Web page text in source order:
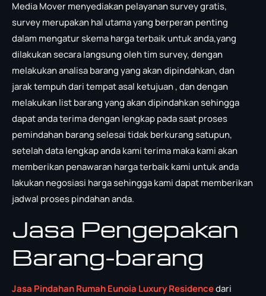
Media Mover menyediakan pelayanan survey gratis,
survey merupakan hal utama yang berperan penting
dalam mengatur skema harga terbaik untuk anda,yang
dilakukan secara langsung oleh tim survey, dengan
melakukan analisa barang yang akan dipindahkan, dan
jarak tempuh dari tempat asal ketujuan , dan dengan
melakukan list barang yang akan dipindahkan sehingga
dapat anda terima dengan lengkap pada saat proses
pemindahan barang selesai tidak berkurang satupun,
setelah data lengkap anda kami terima maka kami akan
memberikan penawaran harga terbaik kami untuk anda
lakukan negosiasi harga sehingga kami dapat memberikan
jadwal proses pindahan anda.
Jasa Pengepakan
Barang-barang
Jasa Pindahan Rumah Eunoia Luxury Residencedari